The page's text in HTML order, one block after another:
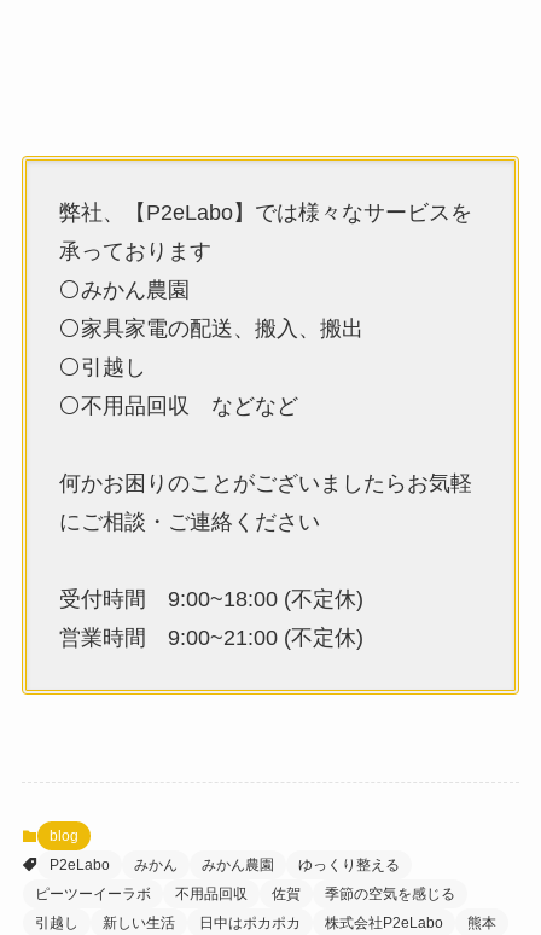
弊社、【P2eLabo】では様々なサービスを
承っております
⚪みかん農園
⚪家具家電の配送、搬入、搬出
⚪引越し
⚪不用品回収 などなど
何かお困りのことがございましたらお気軽
にご相談・ご連絡ください
受付時間 9:00~18:00 (不定休)
営業時間 9:00~21:00 (不定休)
blog
P2eLabo
みかん みかん農園
ゆっくり整える
ピーツーイーラボ
不用品回収 佐賀
季節の空気を感じる
引越し
新しい生活 日中はポカポカ 株式会社P2eLabo
熊本